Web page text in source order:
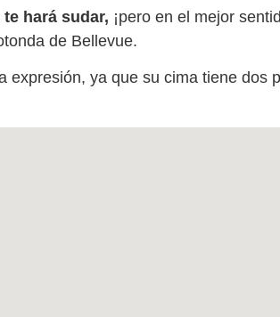
hará sudar, ¡pero en el mejor
de Bellevue.
expresión, ya que su cima tiene dos